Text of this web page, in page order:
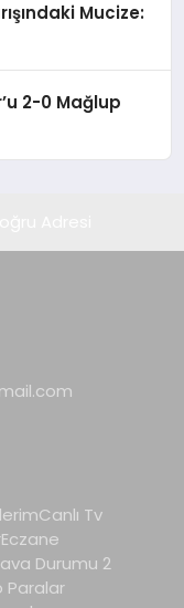
Mucize:
2-0 Mağlup
Canlı Tv
Eczane
Durumu 2
Paralar